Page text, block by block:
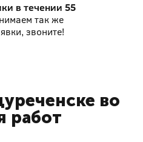
в течении 55
так же
звоните!
во
работ